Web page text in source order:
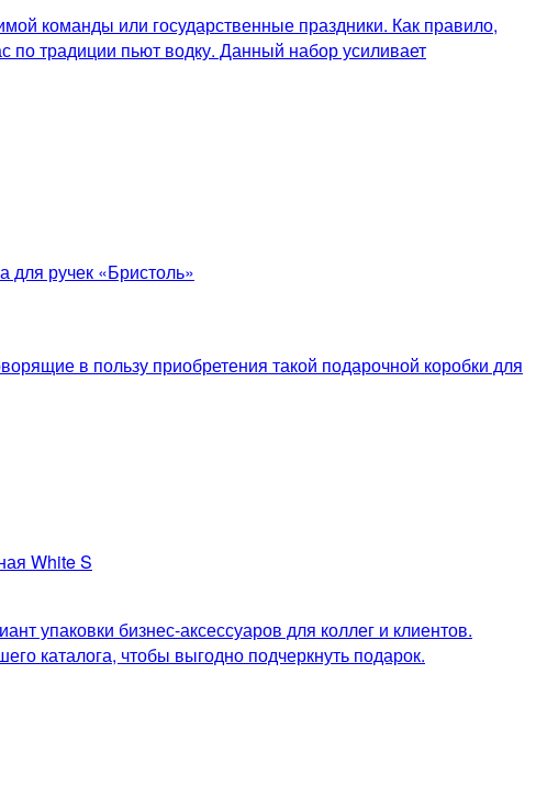
команды или государственные праздники. Как правило,
традиции пьют водку. Данный набор усиливает
в пользу приобретения такой подарочной коробки для
упаковки бизнес-аксессуаров для коллег и клиентов.
каталога, чтобы выгодно подчеркнуть подарок.